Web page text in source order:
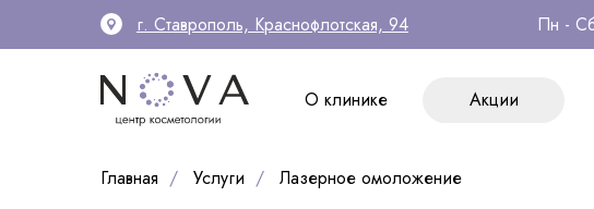
Пн -
г. Ставрополь, Краснофлотская, 94
Акции
О клинике
Акции
О клинике
Главная / Услуги / Лазерное омоложение